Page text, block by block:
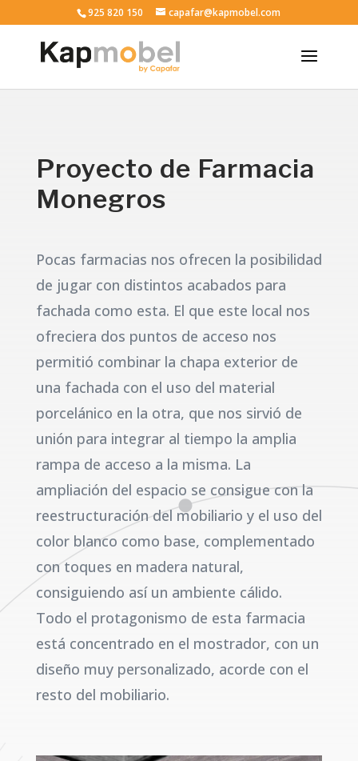
925 820 150 capafar@kapmobel.com
Proyecto de Farmacia
Monegros
Pocas farmacias nos ofrecen la posibilidad
de jugar con distintos acabados para
fachada como esta. El que este local nos
ofreciera dos puntos de acceso nos
permitió combinar la chapa exterior de
una fachada con el uso del material
porcelánico en la otra, que nos sirvió de
unión para integrar al tiempo la amplia
rampa de acceso a la misma. La
ampliación del espacio se consigue con la
reestructuración del mobiliario y el uso del
color blanco como base, complementado
con toques en madera natural,
consiguiendo así un ambiente cálido.
Todo el protagonismo de esta farmacia
está concentrado en el mostrador, con un
diseño muy personalizado, acorde con el
resto del mobiliario.